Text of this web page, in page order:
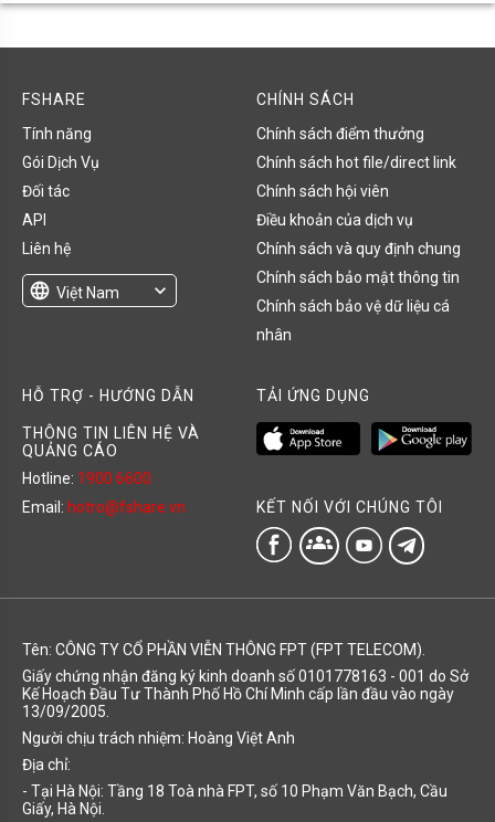
FSHARE
Tính năng
Gói Dịch Vụ
Đối tác
API
Liên hệ
language Việt Nam
expand_more
CHÍNH SÁCH
Chính sách điểm thưởng
Chính sách hot file/direct link
Chính sách hội viên
Điều khoản của dịch vụ
Chính sách và quy định chung
Chính sách bảo mật thông tin
Chính sách bảo vệ dữ liệu cá
nhân
HỖ TRỢ - HƯỚNG DẪN
THÔNG TIN LIÊN HỆ VÀ
QUẢNG CÁO
Hotline: 1900 6600
Email: hotro@fshare.vn
TẢI ỨNG DỤNG
KẾT NỐI VỚI CHÚNG TÔI
groups
Tên: CÔNG TY CỔ PHẦN VIỄN THÔNG FPT (FPT TELECOM).
Giấy chứng nhận đăng ký kinh doanh số 0101778163 - 001 do Sở
Kế Hoạch Đầu Tư Thành Phố Hồ Chí Minh cấp lần đầu vào ngày
13/09/2005.
Người chịu trách nhiệm: Hoàng Việt Anh
Địa chỉ:
- Tại Hà Nội: Tầng 18 Toà nhà FPT, số 10 Phạm Văn Bạch, Cầu
Giấy, Hà Nội.